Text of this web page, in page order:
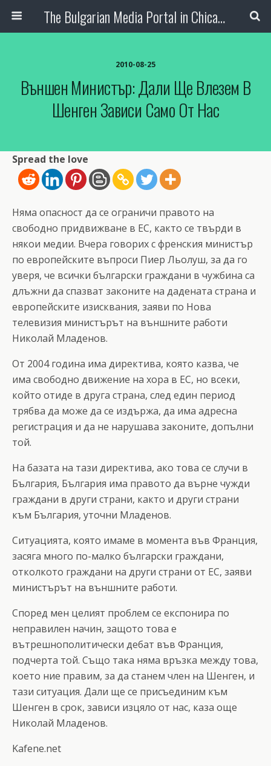
The Bulgarian Media Portal in Chicago
2010-08-25
Външен Министър: Дали Ще Влезем В
Шенген Зависи Само От Нас
Spread the love
Няма опасност да се ограничи правото на
свободно придвижване в ЕС, както се твърди в
някои медии. Вчера говорих с френския министър
по европейските въпроси Пиер Льолуш, за да го
уверя, че всички български граждани в чужбина са
длъжни да спазват законите на дадената страна и
европейските изисквания, заяви по Нова
телевизия министърът на външните работи
Николай Младенов.
От 2004 година има директива, която казва, че
има свободно движение на хора в ЕС, но всеки,
който отиде в друга страна, след един период
трябва да може да се издържа, да има адресна
регистрация и да не нарушава законите, допълни
той.
На базата на тази директива, ако това се случи в
България, България има правото да върне чужди
граждани в други страни, както и други страни
към България, уточни Младенов.
Ситуацията, която имаме в момента във Франция,
засяга много по-малко български граждани,
отколкото граждани на други страни от ЕС, заяви
министърът на външните работи.
Според мен целият проблем се експонира по
неправилен начин, защото това е
вътрешнополитически дебат във Франция,
подчерта той. Също така няма връзка между това,
което ние правим, за да станем член на Шенген, и
тази ситуация. Дали ще се присъединим към
Шенген в срок, зависи изцяло от нас, каза още
Николай Младенов.
Kafene.net